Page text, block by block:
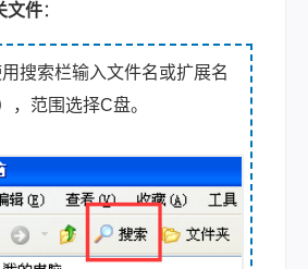
文件：
搜索栏输入文件名或扩展名
，范围选择C盘。